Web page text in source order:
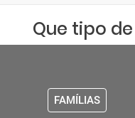
Que tipo
FAMÍLIAS